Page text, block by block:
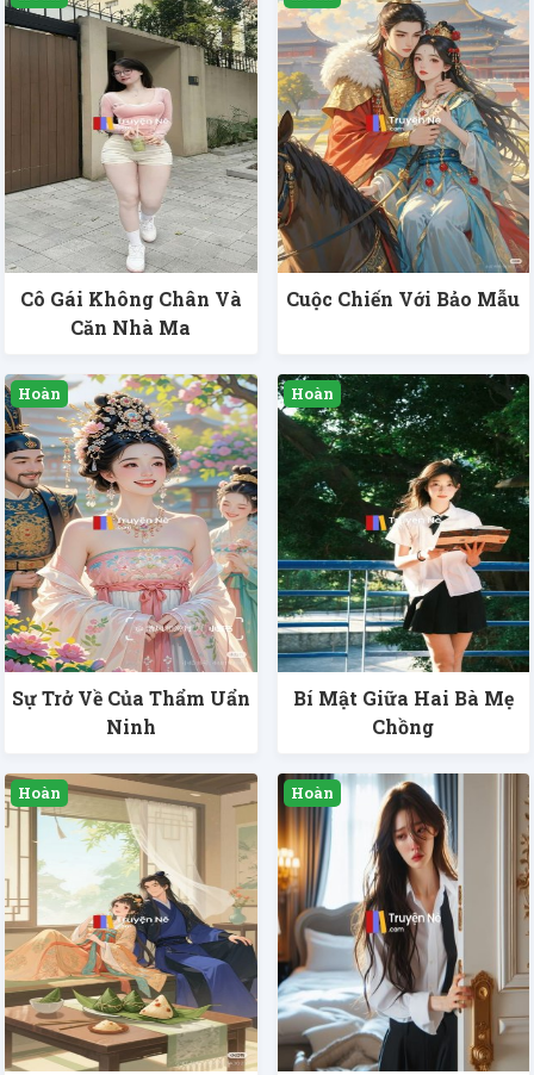
Cô Gái Không Chân Và
Căn Nhà Ma
Cuộc Chiến Với Bảo Mẫu
Sự Trở Về Của Thẩm Uẩn
Ninh
Bí Mật Giữa Hai Bà Mẹ
Chồng